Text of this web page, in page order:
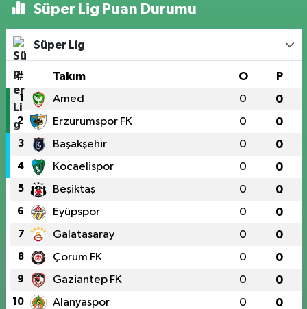
Süper Lig Puan Durumu
Süper Lig
# Takım O P
1 Amed 0 0
2 Erzurumspor FK 0 0
3 Başakşehir 0 0
4 Kocaelispor 0 0
5 Beşiktaş 0 0
6 Eyüpspor 0 0
7 Galatasaray 0 0
8 Çorum FK 0 0
9 Gaziantep FK 0 0
10 Alanyaspor 0 0